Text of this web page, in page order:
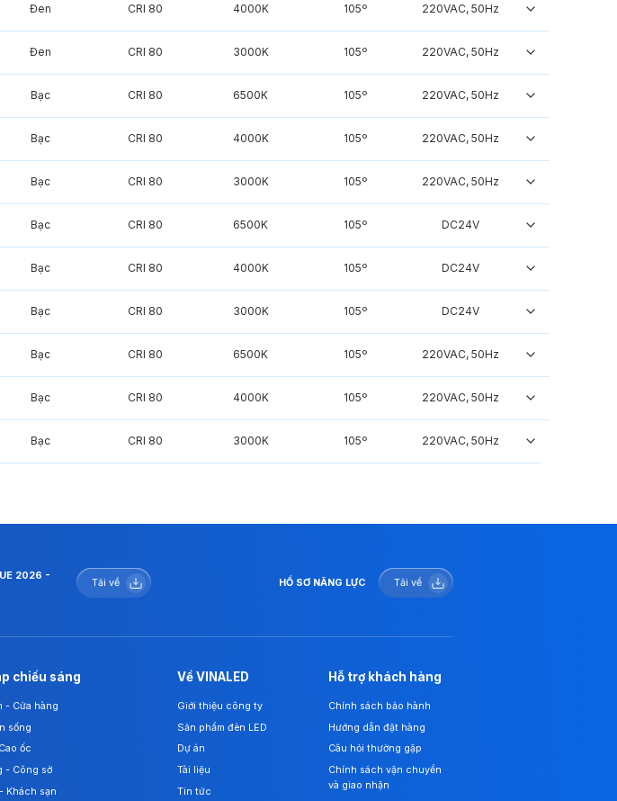
Đen CRI 80 4000K 105º 220VAC, 50Hz
Đen CRI 80 3000K 105º 220VAC, 50Hz
Bạc CRI 80 6500K 105º 220VAC, 50Hz
Bạc CRI 80 4000K 105º 220VAC, 50Hz
Bạc CRI 80 3000K 105º 220VAC, 50Hz
Bạc CRI 80 6500K 105º DC24V
Bạc CRI 80 4000K 105º DC24V
Bạc CRI 80 3000K 105º DC24V
Bạc CRI 80 6500K 105º 220VAC, 50Hz
Bạc CRI 80 4000K 105º 220VAC, 50Hz
Bạc CRI 80 3000K 105º 220VAC, 50Hz
2026 -
Tải về HỒ SƠ NĂNG LỰC Tải về
chiếu sáng
- Cửa hàng
sống
ốc
- Công sở
Khách sạn
Về VINALED
Giới thiệu công ty
Sản phẩm đèn LED
Dự án
Tài liệu
Tin tức
Hỗ trợ khách hàng
Chính sách bảo hành
Hướng dẫn đặt hàng
Câu hỏi thường gặp
Chính sách vận chuyển
và giao nhận